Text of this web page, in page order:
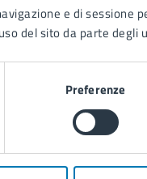
e di
del sito da parte degli
Preferenze
il comune